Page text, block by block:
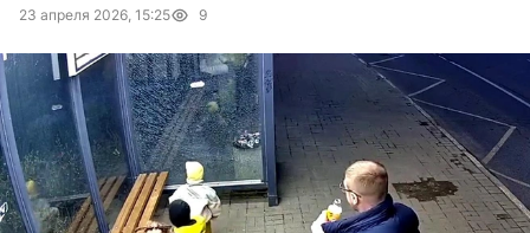
23 апреля 2026, 15:25 9